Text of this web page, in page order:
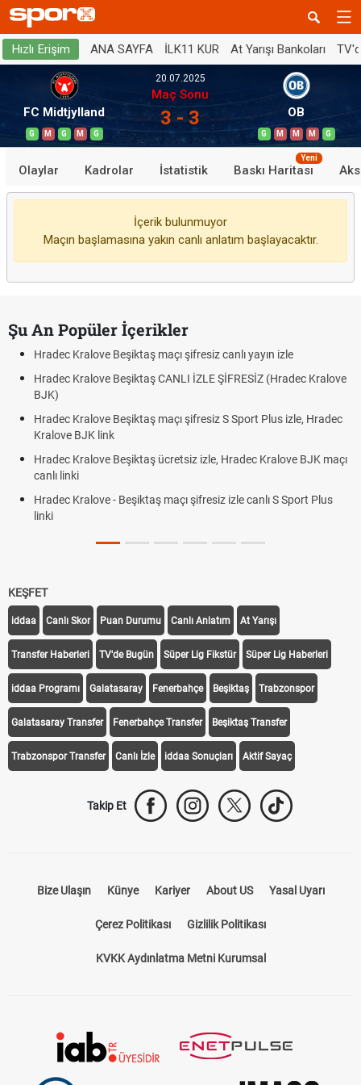
Hızlı Erişim ANA SAYFA İLK11 KUR At Yarışı Bankoları
FC Midtjylland
G M G M G
20.07.2025
Maç Sonu
3 - 3 OB
G M M M G
Olaylar Kadrolar İstatistik Baskı Haritası
Yeni
İçerik bulunmuyor
Maçın başlamasına yakın canlı anlatım başlayacaktır.
Şu An Popüler İçerikler
Hradec Kralove Beşiktaş maçı şifresiz canlı yayın izle
Hradec Kralove Beşiktaş CANLI İZLE ŞİFRESİZ (Hradec Kralove
BJK)
Hradec Kralove Beşiktaş maçı şifresiz S Sport Plus izle, Hradec
Kralove BJK link
Hradec Kralove Beşiktaş ücretsiz izle, Hradec Kralove BJK maçı
canlı linki
Hradec Kralove - Beşiktaş maçı şifresiz izle canlı S Sport Plus
linki
KEŞFET
iddaa Canlı Skor Puan Durumu Canlı Anlatım At Yarışı
Transfer Haberleri TV'de Bugün Süper Lig Fikstür Süper Lig Haberleri
iddaa Programı Galatasaray Fenerbahçe Beşiktaş Trabzonspor
Galatasaray Transfer Fenerbahçe Transfer Beşiktaş Transfer
Trabzonspor Transfer Canlı İzle iddaa Sonuçları Aktif Sayaç
Takip Et
Bize Ulaşın Künye Kariyer About US Yasal Uyarı
Çerez Politikası Gizlilik Politikası
KVKK Aydınlatma Metni Kurumsal